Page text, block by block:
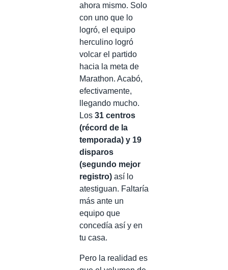
ahora mismo. Solo
con uno que lo
logró, el equipo
herculino logró
volcar el partido
hacia la meta de
Marathon. Acabó,
efectivamente,
llegando mucho.
Los 31 centros
(récord de la
temporada) y 19
disparos
(segundo mejor
registro) así lo
atestiguan. Faltaría
más ante un
equipo que
concedía así y en
tu casa.
Pero la realidad es